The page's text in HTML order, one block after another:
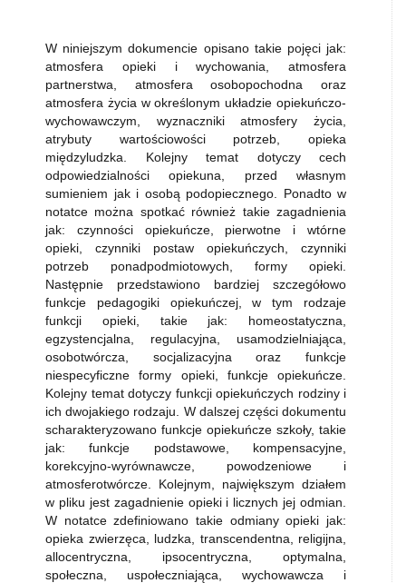
W niniejszym dokumencie opisano takie pojęci jak:
atmosfera opieki i wychowania, atmosfera
partnerstwa, atmosfera osobopochodna oraz
atmosfera życia w określonym układzie opiekuńczo-
wychowawczym, wyznaczniki atmosfery życia,
atrybuty wartościowości potrzeb, opieka
międzyludzka. Kolejny temat dotyczy cech
odpowiedzialności opiekuna, przed własnym
sumieniem jak i osobą podopiecznego. Ponadto w
notatce można spotkać również takie zagadnienia
jak: czynności opiekuńcze, pierwotne i wtórne
opieki, czynniki postaw opiekuńczych, czynniki
potrzeb ponadpodmiotowych, formy opieki.
Następnie przedstawiono bardziej szczegółowo
funkcje pedagogiki opiekuńczej, w tym rodzaje
funkcji opieki, takie jak: homeostatyczna,
egzystencjalna, regulacyjna, usamodzielniająca,
osobotwórcza, socjalizacyjna oraz funkcje
niespecyficzne formy opieki, funkcje opiekuńcze.
Kolejny temat dotyczy funkcji opiekuńczych rodziny i
ich dwojakiego rodzaju. W dalszej części dokumentu
scharakteryzowano funkcje opiekuńcze szkoły, takie
jak: funkcje podstawowe, kompensacyjne,
korekcyjno-wyrównawcze, powodzeniowe i
atmosferotwórcze. Kolejnym, największym działem
w pliku jest zagadnienie opieki i licznych jej odmian.
W notatce zdefiniowano takie odmiany opieki jak:
opieka zwierzęca, ludzka, transcendentna, religijna,
allocentryczna, ipsocentryczna, optymalna,
społeczna, uspołeczniająca, wychowawcza i